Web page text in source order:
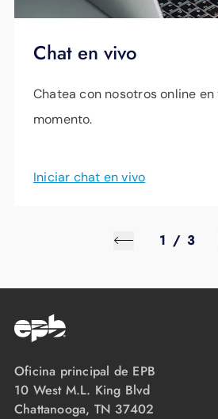
Chat en vivo
Chatea con nosotros online
momento.
Iniciar chat en vivo
1 / 3
Oficina principal de EPB
10 West M.L. King Blvd
Chattanooga, TN 37402